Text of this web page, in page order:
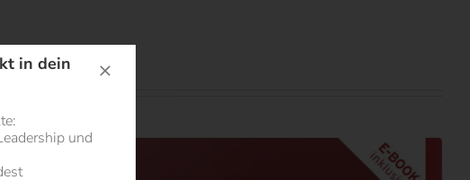
in dein
und